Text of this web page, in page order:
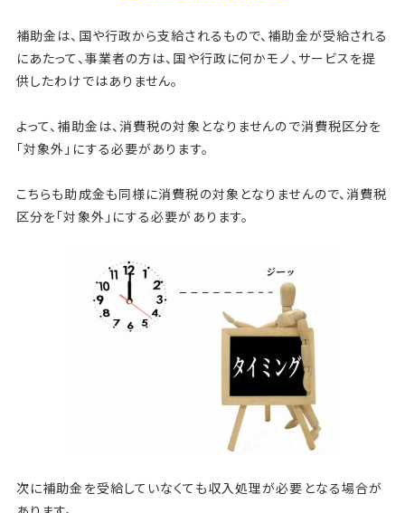
補助金は、国や行政から支給されるもので、補助金が受給される
にあたって、事業者の方は、国や行政に何かモノ、サービスを提
供したわけではありません。
よって、補助金は、消費税の対象となりませんので消費税区分を
「対象外」にする必要があります。
こちらも助成金も同様に消費税の対象となりませんので、消費税
区分を「対象外」にする必要があります。
次に補助金を受給していなくても収入処理が必要となる場合が